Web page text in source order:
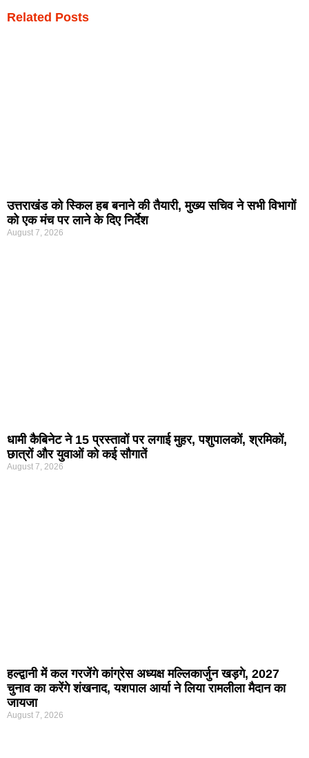
Related Posts
उत्तराखंड को स्किल हब बनाने की तैयारी, मुख्य सचिव ने सभी विभागों
को एक मंच पर लाने के दिए निर्देश
August 7, 2026
धामी कैबिनेट ने 15 प्रस्तावों पर लगाई मुहर, पशुपालकों, श्रमिकों,
छात्रों और युवाओं को कई सौगातें
August 7, 2026
हल्द्वानी में कल गरजेंगे कांग्रेस अध्यक्ष मल्लिकार्जुन खड़गे, 2027
चुनाव का करेंगे शंखनाद, यशपाल आर्या ने लिया रामलीला मैदान का
जायजा
August 7, 2026